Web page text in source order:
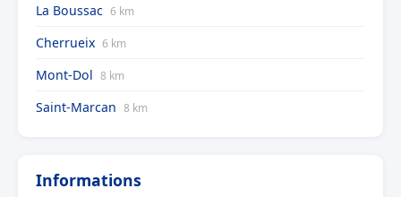
La Boussac 6 km
Cherrueix 6 km
Mont-Dol 8 km
Saint-Marcan 8 km
Informations